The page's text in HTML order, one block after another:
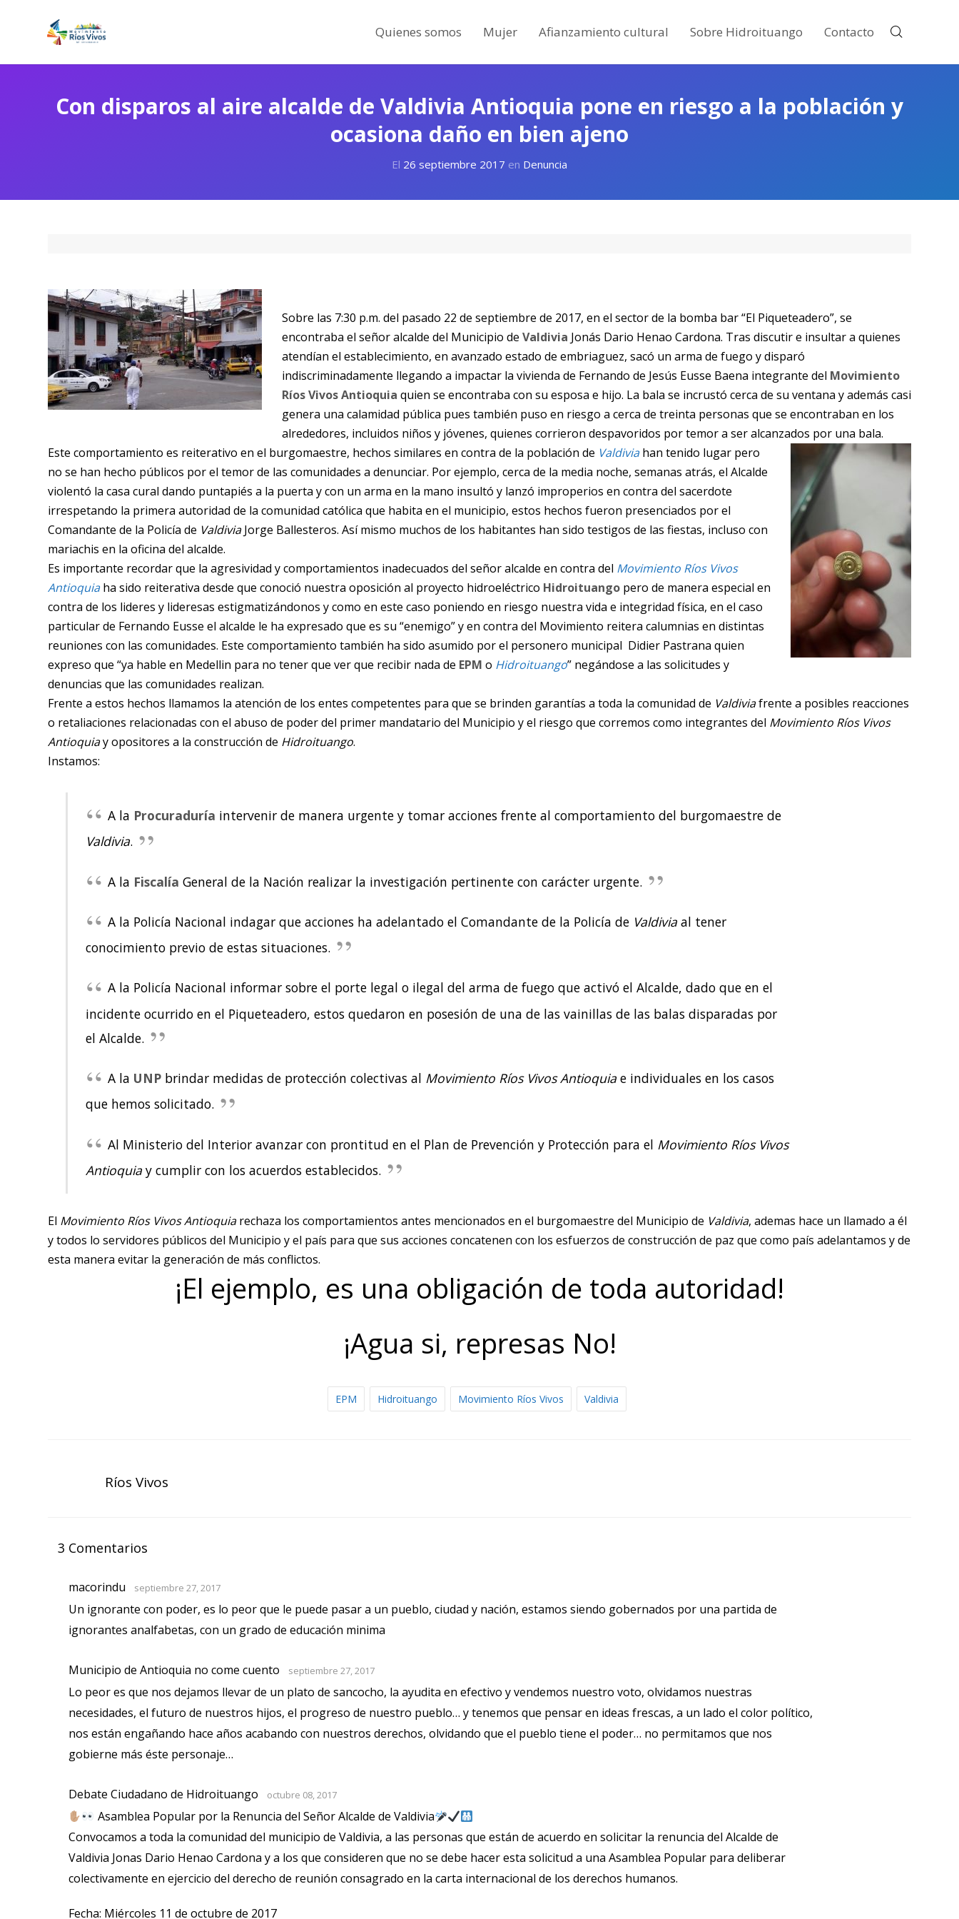
Quienes somos Mujer Afianzamiento cultural Sobre Hidroituango Contacto
Con disparos al aire alcalde de Valdivia Antioquia pone en riesgo a la población y
ocasiona daño en bien ajeno
El 26 septiembre 2017 en Denuncia
Sobre las 7:30 p.m. del pasado 22 de septiembre de 2017, en el sector de la bomba bar “El Piqueteadero”, se
encontraba el señor alcalde del Municipio de Valdivia Jonás Dario Henao Cardona. Tras discutir e insultar a quienes
atendían el establecimiento, en avanzado estado de embriaguez, sacó un arma de fuego y disparó
indiscriminadamente llegando a impactar la vivienda de Fernando de Jesús Eusse Baena integrante del Movimiento
Ríos Vivos Antioquia quien se encontraba con su esposa e hijo. La bala se incrustó cerca de su ventana y además casi
genera una calamidad pública pues también puso en riesgo a cerca de treinta personas que se encontraban en los
alrededores, incluidos niños y jóvenes, quienes corrieron despavoridos por temor a ser alcanzados por una bala.
Este comportamiento es reiterativo en el burgomaestre, hechos similares en contra de la población de Valdiviahan tenido lugar pero
no se han hecho públicos por el temor de las comunidades a denunciar. Por ejemplo, cerca de la media noche, semanas atrás, el Alcalde
violentó la casa cural dando puntapiés a la puerta y con un arma en la mano insultó y lanzó improperios en contra del sacerdote
irrespetando la primera autoridad de la comunidad católica que habita en el municipio, estos hechos fueron presenciados por el
Comandante de la Policía de ValdiviaJorge Ballesteros. Así mismo muchos de los habitantes han sido testigos de las fiestas, incluso con
mariachis en la oficina del alcalde.
Es importante recordar que la agresividad y comportamientos inadecuados del señor alcalde en contra del Movimiento Ríos Vivos
Antioquiaha sido reiterativa desde que conoció nuestra oposición al proyecto hidroeléctrico Hidroituango pero de manera especial en
contra de los lideres y lideresas estigmatizándonos y como en este caso poniendo en riesgo nuestra vida e integridad física, en el caso
particular de Fernando Eusse el alcalde le ha expresado que es su “enemigo” y en contra del Movimiento reitera calumnias en distintas
reuniones con las comunidades. Este comportamiento también ha sido asumido por el personero municipal Didier Pastrana quien
expreso que “ya hable en Medellin para no tener que ver que recibir nada de EPM o Hidroituango” negándose a las solicitudes y
denuncias que las comunidades realizan.
Frente a estos hechos llamamos la atención de los entes competentes para que se brinden garantías a toda la comunidad de Valdiviafrente a posibles reacciones
o retaliaciones relacionadas con el abuso de poder del primer mandatario del Municipio y el riesgo que corremos como integrantes del Movimiento Ríos Vivos
Antioquiay opositores a la construcción de Hidroituango.
Instamos:
A la Procuraduría intervenir de manera urgente y tomar acciones frente al comportamiento del burgomaestre de
Valdivia.
A la Fiscalía General de la Nación realizar la investigación pertinente con carácter urgente.
A la Policía Nacional indagar que acciones ha adelantado el Comandante de la Policía de Valdivia al tener
conocimiento previo de estas situaciones.
A la Policía Nacional informar sobre el porte legal o ilegal del arma de fuego que activó el Alcalde, dado que en el
incidente ocurrido en el Piqueteadero, estos quedaron en posesión de una de las vainillas de las balas disparadas por
el Alcalde.
A la UNP brindar medidas de protección colectivas al Movimiento Ríos Vivos Antioquia e individuales en los casos
que hemos solicitado.
Al Ministerio del Interior avanzar con prontitud en el Plan de Prevención y Protección para el Movimiento Ríos Vivos
Antioquia y cumplir con los acuerdos establecidos.
El Movimiento Ríos Vivos Antioquiarechaza los comportamientos antes mencionados en el burgomaestre del Municipio de Valdivia, ademas hace un llamado a él
y todos lo servidores públicos del Municipio y el país para que sus acciones concatenen con los esfuerzos de construcción de paz que como país adelantamos y de
esta manera evitar la generación de más conflictos.
¡El ejemplo, es una obligación de toda autoridad!
¡Agua si, represas No!
EPM Hidroituango Movimiento Ríos Vivos Valdivia
Ríos Vivos
3 Comentarios
macorindu septiembre 27, 2017
Un ignorante con poder, es lo peor que le puede pasar a un pueblo, ciudad y nación, estamos siendo gobernados por una partida de
ignorantes analfabetas, con un grado de educación minima
Municipio de Antioquia no come cuento septiembre 27, 2017
Lo peor es que nos dejamos llevar de un plato de sancocho, la ayudita en efectivo y vendemos nuestro voto, olvidamos nuestras
necesidades, el futuro de nuestros hijos, el progreso de nuestro pueblo… y tenemos que pensar en ideas frescas, a un lado el color político,
nos están engañando hace años acabando con nuestros derechos, olvidando que el pueblo tiene el poder… no permitamos que nos
gobierne más éste personaje…
Debate Ciudadano de Hidroituango octubre 08, 2017
Asamblea Popular por la Renuncia del Señor Alcalde de Valdivia
Convocamos a toda la comunidad del municipio de Valdivia, a las personas que están de acuerdo en solicitar la renuncia del Alcalde de
Valdivia Jonas Dario Henao Cardona y a los que consideren que no se debe hacer esta solicitud a una Asamblea Popular para deliberar
colectivamente en ejercicio del derecho de reunión consagrado en la carta internacional de los derechos humanos.
Fecha: Miércoles 11 de octubre de 2017